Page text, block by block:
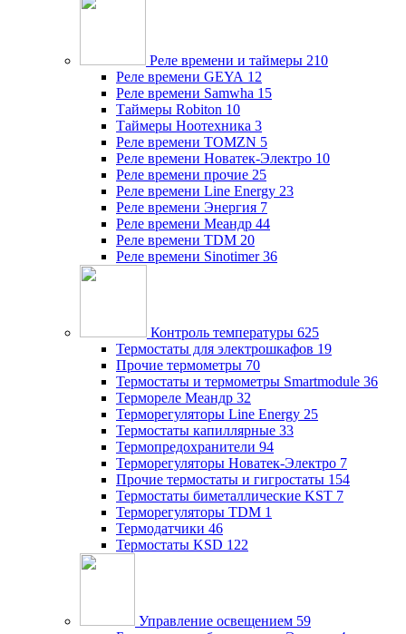
Реле времени и таймеры 210
Реле времени GEYA 12
Реле времени Samwha 15
Таймеры Robiton 10
Таймеры Ноотехника 3
Реле времени TOMZN 5
Реле времени Новатек-Электро 10
Реле времени прочие 25
Реле времени Line Energy 23
Реле времени Энергия 7
Реле времени Меандр 44
Реле времени TDM 20
Реле времени Sinotimer 36
Контроль температуры 625
Термостаты для электрошкафов 19
Прочие термометры 70
Термостаты и термометры Smartmodule 36
Термореле Меандр 32
Терморегуляторы Line Energy 25
Термостаты капиллярные 33
Термопредохранители 94
Терморегуляторы Новатек-Электро 7
Прочие термостаты и гигростаты 154
Термостаты биметаллические KST 7
Терморегуляторы TDM 1
Термодатчики 46
Термостаты KSD 122
Управление освещением 59